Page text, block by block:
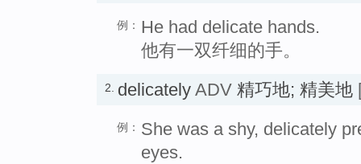
例： He had delicate hands.
他有一双纤细的手。
2. delicately ADV 精巧地; 精美地
例： She was a shy, delicately
eyes.